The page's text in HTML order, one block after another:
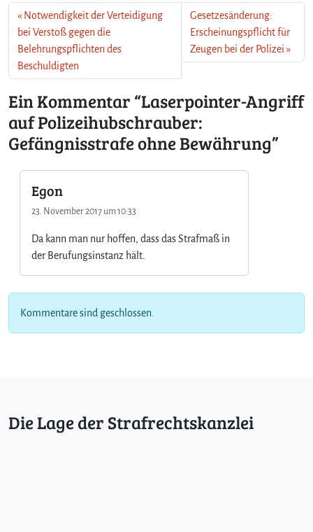
Notwendigkeit der Verteidigung
bei Verstoß gegen die
Belehrungspflichten des
Beschuldigten
Gesetzesänderung:
Erscheinungspflicht für
Zeugen bei der Polizei
Ein Kommentar “Laserpointer-Angriff
auf Polizeihubschrauber:
Gefängnisstrafe ohne Bewährung”
Egon
23. November 2017 um 10:33
Da kann man nur hoffen, dass das Strafmaß in
der Berufungsinstanz hält.
Kommentare sind geschlossen.
Die Lage der Strafrechtskanzlei